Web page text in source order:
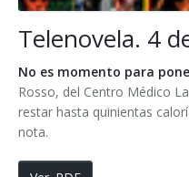
Telenovela. 4
No es momento para
Rosso, del Centro Médico
restar hasta quinientas
nota.